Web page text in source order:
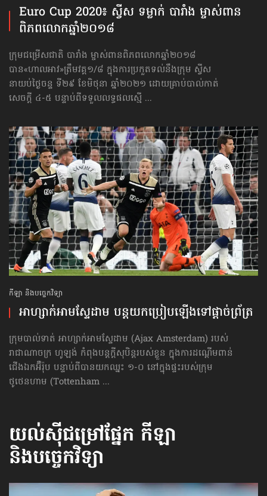
Euro Cup 2020៖ ស្វីស ទម្លាក់ បារាំង ម្ចាស់ពាន​
ពិភពលោក​ឆ្នាំ២០១៨
ក្រុមជម្រើសជាតិ បារាំង ម្ចាស់ពាន​ពិភពលោក​ឆ្នាំ២០១៨
បាន«ហាលអាវ»ត្រឹមវគ្គ១/៨ ក្នុងការប្រកួតទល់នឹងក្រុម ស្វីស
នាយប់ថ្ងៃចន្ទ ទី២៩ ខែមិថុនា ឆ្នាំ២០២១ ដោយគ្រាប់បាល់កាត់
សេចក្ដី ៤-៥ បន្ទាប់ពីទទួលលទ្ធផលស្មើ ...
កីឡា និងបច្ចេកវិទ្យា
អាហ្សាក់​អាមស្ទែដាម បន្ត​យកប្រៀប​ឡើងទៅ​ផ្ដាច់ព្រ័ត្រ
ក្រុមបាល់ទាត់ អាហ្សាក់​អាមស្ទែដាម (Ajax Amsterdam) របស់
រាជាណាចក្រ ហូឡង់ កំពុងបន្តក្ដីសុបិន្តរបស់ខ្លួន ក្នុងការដណ្ដើមពាន់
ជើងឯកអ៊ឺរ៉ុប បន្ទាប់ពីបានយកឈ្នះ ១-០ នៅក្នុងផ្ទះរបស់ក្រុម
ថូថេនហាម (Tottenham ...
យល់ស៊ីជម្រៅផ្នែក កីឡា
និងបច្ចេកវិទ្យា